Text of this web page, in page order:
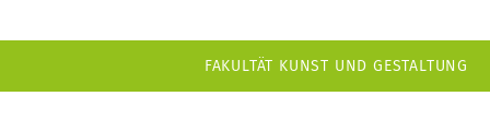
FAKULTÄT KUNST UND GESTALTUNG